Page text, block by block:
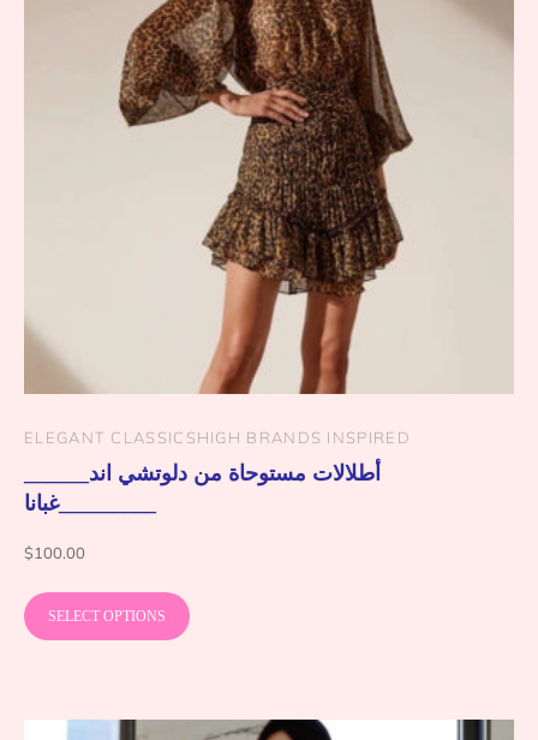
ELEGANT CLASSICSHIGH BRANDS INSPIRED
غبانا_________
$100.00
SELECT OPTIONS